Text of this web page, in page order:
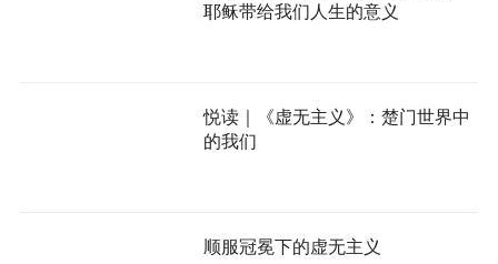
耶稣带给我们人生的意义
悦读｜《虚无主义》：楚门世界中
的我们
顺服冠冕下的虚无主义